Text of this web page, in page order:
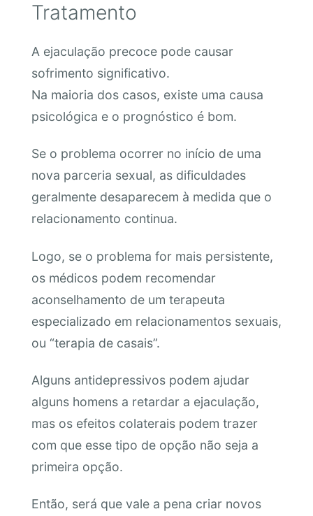
Tratamento
A ejaculação precoce pode causar
sofrimento significativo.
Na maioria dos casos, existe uma causa
psicológica e o prognóstico é bom.
Se o problema ocorrer no início de uma
nova parceria sexual, as dificuldades
geralmente desaparecem à medida que o
relacionamento continua.
Logo, se o problema for mais persistente,
os médicos podem recomendar
aconselhamento de um terapeuta
especializado em relacionamentos sexuais,
ou “terapia de casais”.
Alguns antidepressivos podem ajudar
alguns homens a retardar a ejaculação,
mas os efeitos colaterais podem trazer
com que esse tipo de opção não seja a
primeira opção.
Então, será que vale a pena criar novos